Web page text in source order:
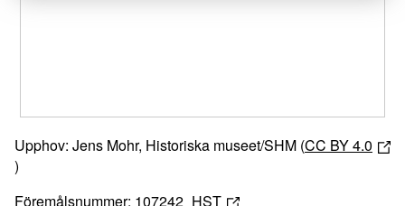
Upphov: Jens Mohr, Historiska museet/SHM (CC BY 4.0
)
Föremålsnummer: 107242_HST